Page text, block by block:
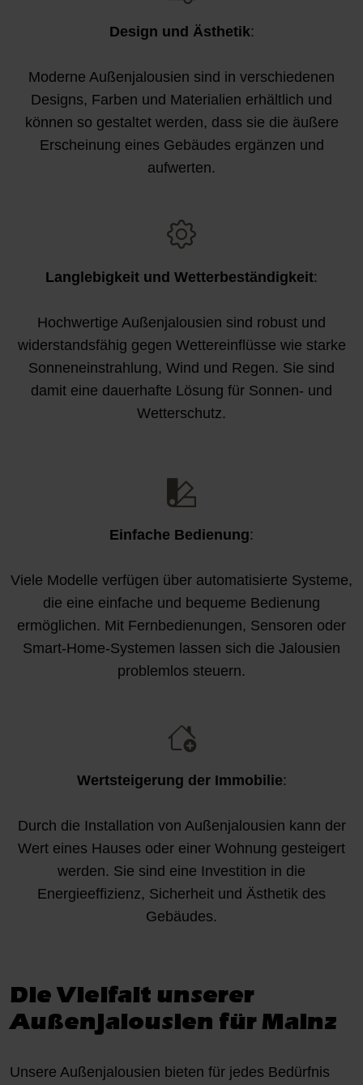
Design und Ästhetik:
Moderne Außenjalousien sind in verschiedenen
Designs, Farben und Materialien erhältlich und
können so gestaltet werden, dass sie die äußere
Erscheinung eines Gebäudes ergänzen und
aufwerten.
Langlebigkeit und Wetterbeständigkeit:
Hochwertige Außenjalousien sind robust und
widerstandsfähig gegen Wettereinflüsse wie starke
Sonneneinstrahlung, Wind und Regen. Sie sind
damit eine dauerhafte Lösung für Sonnen- und
Wetterschutz.
Einfache Bedienung:
Viele Modelle verfügen über automatisierte Systeme,
die eine einfache und bequeme Bedienung
ermöglichen. Mit Fernbedienungen, Sensoren oder
Smart-Home-Systemen lassen sich die Jalousien
problemlos steuern.
Wertsteigerung der Immobilie:
Durch die Installation von Außenjalousien kann der
Wert eines Hauses oder einer Wohnung gesteigert
werden. Sie sind eine Investition in die
Energieeffizienz, Sicherheit und Ästhetik des
Gebäudes.
Die Vielfalt unserer
Außenjalousien für Mainz
Unsere Außenjalousien bieten für jedes Bedürfnis